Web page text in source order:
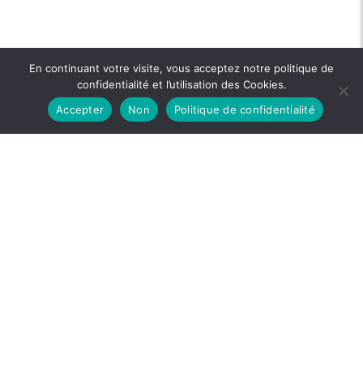
En continuant votre visite, vous acceptez notre politique de
confidentialité et l’utilisation des Cookies.
Accepter
Non Politique de confidentialité